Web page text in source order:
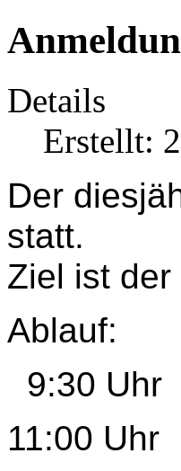
Details
Erstellt:
Der
statt.
Ziel ist
Ablauf:
9:30 Uhr
11:00